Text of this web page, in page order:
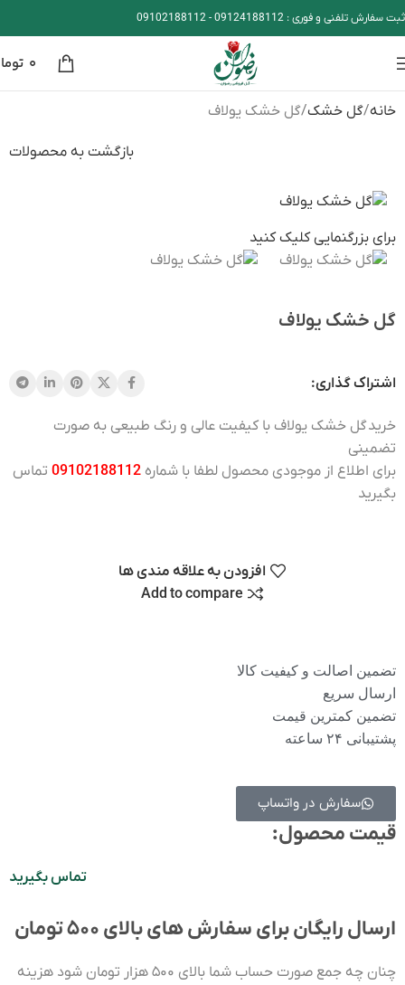
ثبت سفارش تلفنی و فوری : 09124188112
-
09102188112
۰
خانه گل خشک گل خشک یولاف
بازگشت به محصولات
برای بزرگنمایی کلیک کنید
گل خشک یولاف
اشتراک گذاری:
خریدگل خشک یولاف با کیفیت عالی و رنگ طبیعی به صورت
تضمینی
برای اطلاع از موجودی محصول لطفا با شماره 09102188112 تماس
بگیرید
افزودن به علاقه مندی ها
Add to compare
تضمین اصالت و کیفیت کالا
ارسال سریع
تضمین کمترین قیمت
پشتیبانی ۲۴ ساعته
سفارش در واتساپ
قیمت محصول:​
تماس بگیرید
ارسال رایگان برای سفارش های بالای ۵۰۰ تومان
چنان چه جمع صورت حساب شما بالای ۵۰۰ هزار تومان شود هزینه